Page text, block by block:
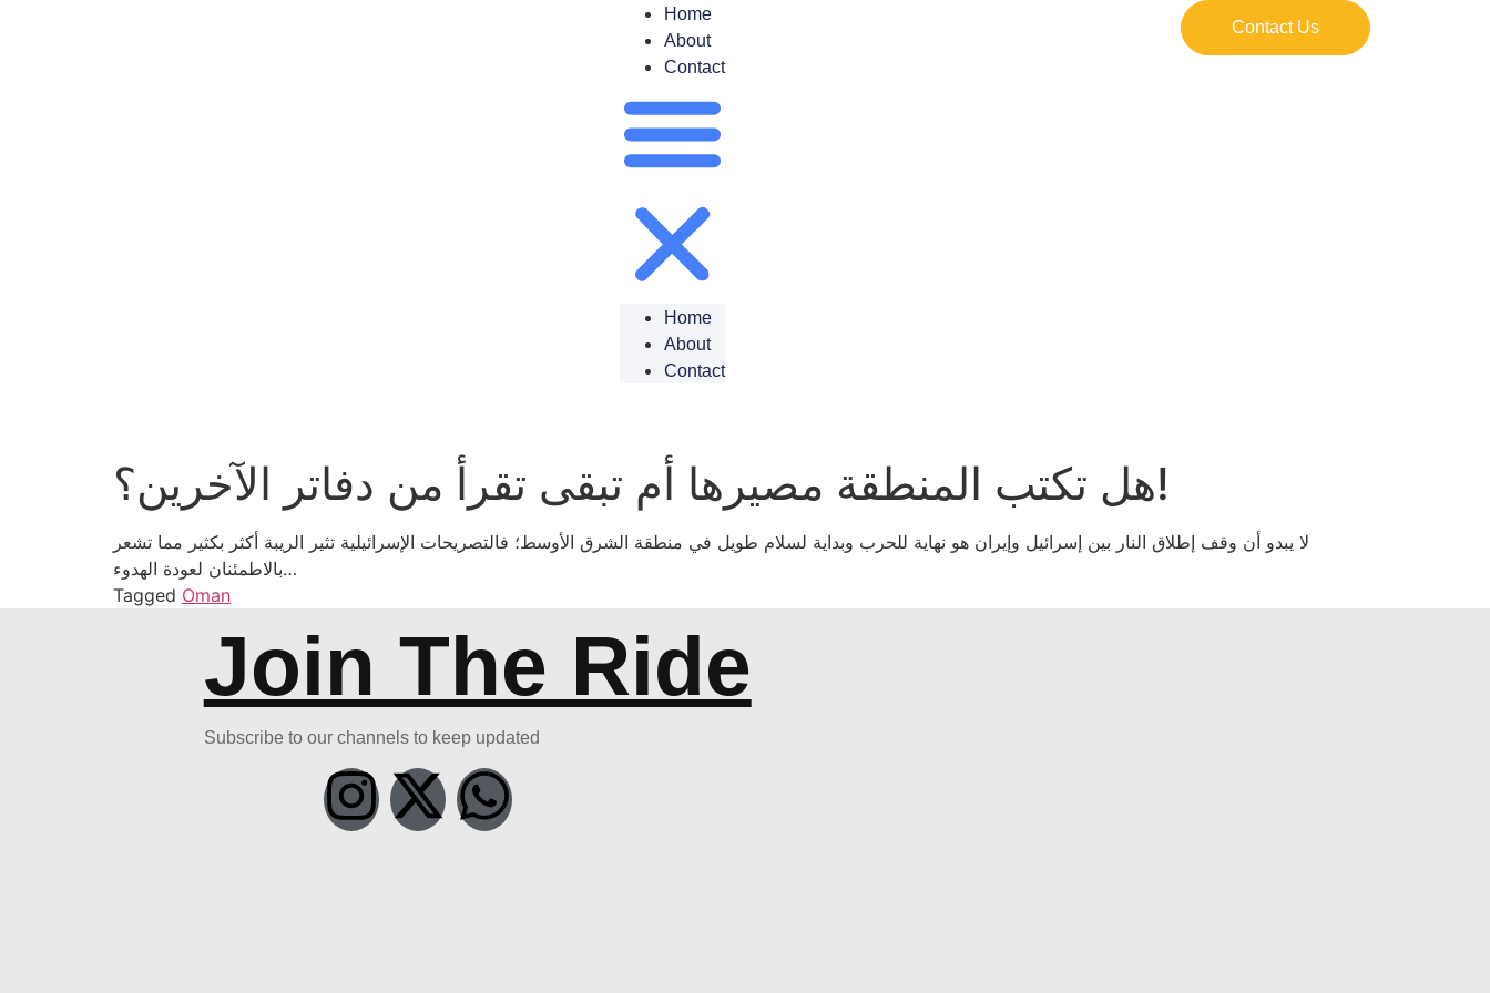
Home
About
Contact
Home
About
Contact
Contact Us
هل تكتب المنطقة مصيرها أم تبقى تقرأ من دفاتر الآخرين؟!
لا يبدو أن وقف إطلاق النار بين إسرائيل وإيران هو نهاية للحرب وبداية لسلام طويل في منطقة الشرق الأوسط؛ فالتصريحات الإسرائيلية تثير الريبة أكثر بكثير مما تشعر
بالاطمئنان لعودة الهدوء…
Tagged Oman
Join The Ride
Subscribe to our channels to keep updated